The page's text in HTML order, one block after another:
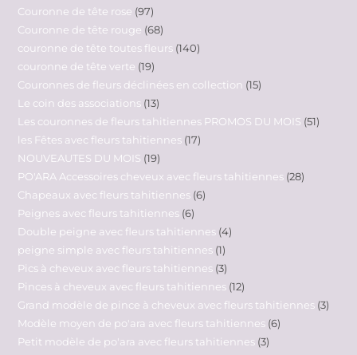
Couronne de tête rose 97
Couronne de tête rouge 68
couronne de tête toutes fleurs 140
couronne de tête verte 19
Couronnes de fleurs déclinées en collection 15
Le coin des associations 13
Les couronnes de fleurs tahitiennes PROMOS DU MOIS 51
les Fêtes avec fleurs tahitiennes 17
NOUVEAUTES DU MOIS 19
PO'ARA Accessoires cheveux avec fleurs tahitiennes 28
Chapeaux avec fleurs tahitiennes 6
Peignes avec fleurs tahitiennes 6
Double peigne avec fleurs tahitiennes 4
peigne simple avec fleurs tahitiennes 1
Pics à cheveux avec fleurs tahitiennes 3
Pinces à cheveux avec fleurs tahitiennes 12
Grand modèle de pince à cheveux avec fleurs tahitiennes 3
Modèle moyen de po'ara avec fleurs tahitiennes 6
Petit modèle de po'ara avec fleurs tahitiennes 3